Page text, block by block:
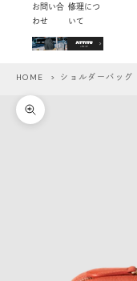
お問い合
わせ
修理につ
いて
HOME > ショルダーバッグ
ズームイン